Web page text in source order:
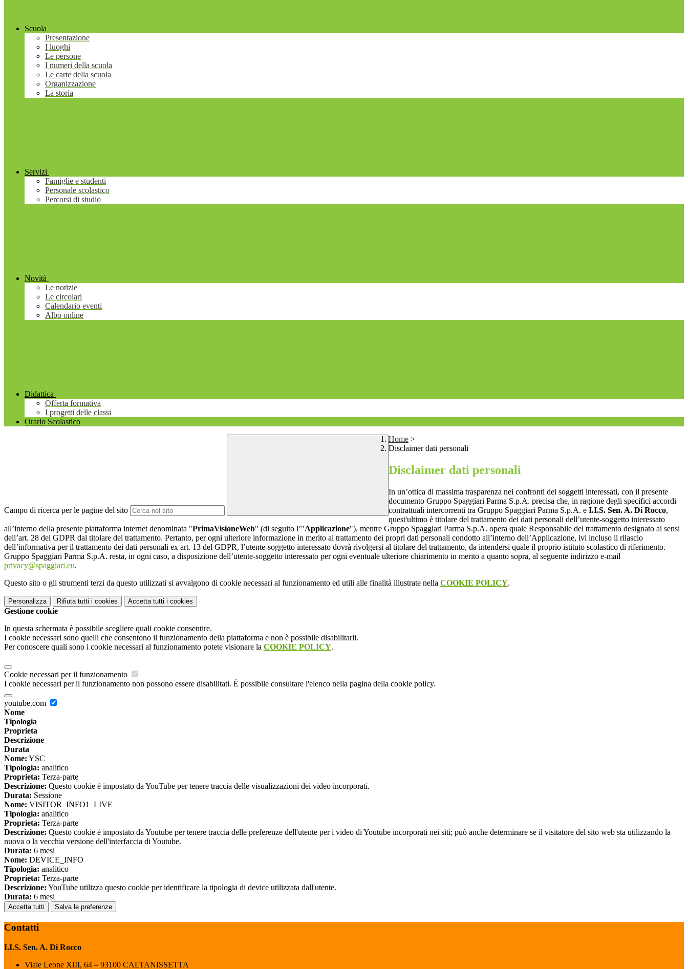
Scuola
Presentazione
I luoghi
Le persone
I numeri della scuola
Le carte della scuola
Organizzazione
La storia
Servizi
Famiglie e studenti
Personale scolastico
Percorsi di studio
Novità
Le notizie
Le circolari
Calendario eventi
Albo online
Didattica
Offerta formativa
I progetti delle classi
Orario Scolastico
Campo di ricerca per le pagine del sito
Home >
Disclaimer dati personali
Disclaimer dati personali
In un’ottica di massima trasparenza nei confronti dei soggetti interessati, con il presente
documento Gruppo Spaggiari Parma S.p.A. precisa che, in ragione degli specifici accordi
contrattuali intercorrenti tra Gruppo Spaggiari Parma S.p.A. e I.I.S. Sen. A. Di Rocco,
quest'ultimo è titolare del trattamento dei dati personali dell’utente-soggetto interessato
all’interno della presente piattaforma internet denominata "PrimaVisioneWeb" (di seguito l’"Applicazione"), mentre Gruppo Spaggiari Parma S.p.A. opera quale Responsabile del trattamento designato ai sensi
dell’art. 28 del GDPR dal titolare del trattamento. Pertanto, per ogni ulteriore informazione in merito al trattamento dei propri dati personali condotto all’interno dell’Applicazione, ivi incluso il rilascio
dell’informativa per il trattamento dei dati personali ex art. 13 del GDPR, l’utente-soggetto interessato dovrà rivolgersi al titolare del trattamento, da intendersi quale il proprio istituto scolastico di riferimento.
Gruppo Spaggiari Parma S.p.A. resta, in ogni caso, a disposizione dell’utente-soggetto interessato per ogni eventuale ulteriore chiarimento in merito a quanto sopra, al seguente indirizzo e-mail
privacy@spaggiari.eu.
Questo sito o gli strumenti terzi da questo utilizzati si avvalgono di cookie necessari al funzionamento ed utili alle finalità illustrate nella COOKIE POLICY.
Personalizza Rifiuta tutti i cookies Accetta tutti i cookies
Gestione cookie
In questa schermata è possibile scegliere quali cookie consentire.
I cookie necessari sono quelli che consentono il funzionamento della piattaforma e non è possibile disabilitarli.
Per conoscere quali sono i cookie necessari al funzionamento potete visionare la COOKIE POLICY.
Cookie necessari per il funzionamento
I cookie necessari per il funzionamento non possono essere disabilitati. È possibile consultare l'elenco nella pagina della cookie policy.
youtube.com
Nome
Tipologia
Proprieta
Descrizione
Durata
Nome: YSC
Tipologia: analitico
Proprieta: Terza-parte
Descrizione: Questo cookie è impostato da YouTube per tenere traccia delle visualizzazioni dei video incorporati.
Durata: Sessione
Nome: VISITOR_INFO1_LIVE
Tipologia: analitico
Proprieta: Terza-parte
Descrizione: Questo cookie è impostato da Youtube per tenere traccia delle preferenze dell'utente per i video di Youtube incorporati nei siti; può anche determinare se il visitatore del sito web sta utilizzando la
nuova o la vecchia versione dell'interfaccia di Youtube.
Durata: 6 mesi
Nome: DEVICE_INFO
Tipologia: analitico
Proprieta: Terza-parte
Descrizione: YouTube utilizza questo cookie per identificare la tipologia di device utilizzata dall'utente.
Durata: 6 mesi
Accetta tutti Salva le preferenze
Contatti
I.I.S. Sen. A. Di Rocco
Viale Leone XIII, 64 – 93100 CALTANISSETTA